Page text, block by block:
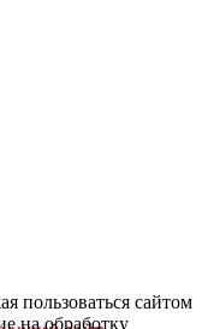
пользоваться сайтом
на обработку